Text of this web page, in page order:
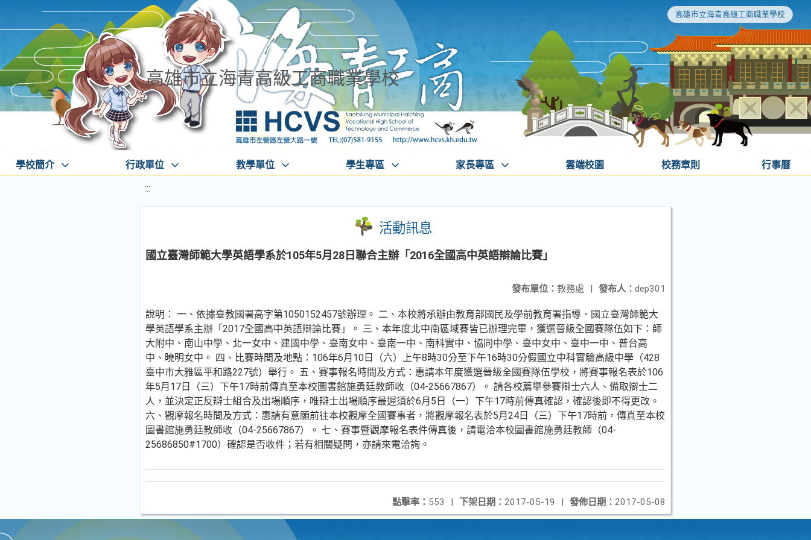
高雄市立海青高級工商職業學校
高雄市立海青高級工商職業學校
學校簡介 行政單位 教學單位 學生專區 家長專區 雲端校園 校務章則 行事曆
:::
活動訊息
國立臺灣師範大學英語學系於105年5月28日聯合主辦「2016全國高中英語辯論比賽」
發布人： dep301
發布單位： 教務處 |
說明： 一、依據臺教國署高字第1050152457號辦理。 二、本校將承辦由教育部國民及學前教育署指導、國立臺灣師範大
學英語學系主辦「2017全國高中英語辯論比賽」。 三、本年度北中南區域賽皆已辦理完畢，獲選晉級全國賽隊伍如下：師
大附中、南山中學、北一女中、建國中學、臺南女中、臺南一中、南科實中、協同中學、臺中女中、臺中一中、普台高
中、曉明女中。 四、比賽時間及地點：106年6月10日（六）上午8時30分至下午16時30分假國立中科實驗高級中學（428
臺中市大雅區平和路227號）舉行。 五、賽事報名時間及方式：惠請本年度獲選晉級全國賽隊伍學校，將賽事報名表於106
年5月17日（三）下午17時前傳真至本校圖書館施勇廷教師收（04-25667867）。 請各校薦舉參賽辯士六人、備取辯士二
人，並決定正反辯士組合及出場順序，唯辯士出場順序最遲須於6月5日（一）下午17時前傳真確認，確認後即不得更改。
六、觀摩報名時間及方式：惠請有意願前往本校觀摩全國賽事者，將觀摩報名表於5月24日（三）下午17時前，傳真至本校
圖書館施勇廷教師收（04-25667867）。 七、賽事暨觀摩報名表件傳真後，請電洽本校圖書館施勇廷教師（04-
25686850#1700）確認是否收件；若有相關疑問，亦請來電洽詢。
發佈日期： 2017-05-08
下架日期： 2017-05-19 |
點擊率： 553 |